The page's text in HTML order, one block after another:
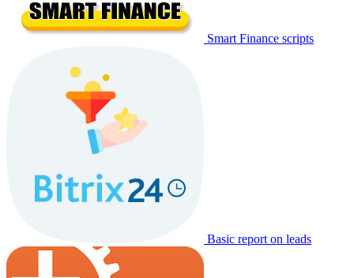
Smart Finance scripts
Basic report on leads